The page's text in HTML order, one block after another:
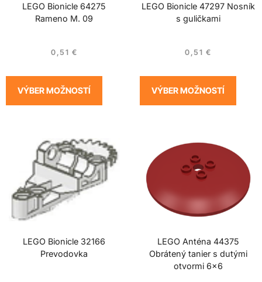
LEGO Bionicle 64275
Rameno M. 09
0,51 €
VÝBER MOŽNOSTÍ
LEGO Bionicle 47297 Nosník
s guličkami
0,51 €
VÝBER MOŽNOSTÍ
LEGO Bionicle 32166
Prevodovka
LEGO Anténa 44375
Obrátený tanier s dutými
otvormi 6×6